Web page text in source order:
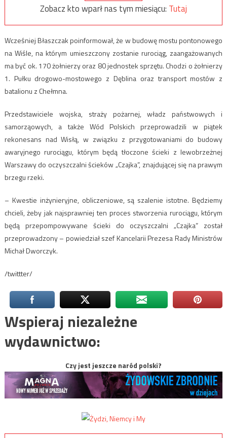
Zobacz kto wparł nas tym miesiącu: Tutaj
Wcześniej Błaszczak poinformował, że w budowę mostu pontonowego
na Wiśle, na którym umieszczony zostanie rurociąg, zaangażowanych
ma być ok. 170 żołnierzy oraz 80 jednostek sprzętu. Chodzi o żołnierzy
1. Pułku drogowo-mostowego z Dęblina oraz transport mostów z
batalionu z Chełmna.
Przedstawiciele wojska, straży pożarnej, władz państwowych i
samorząowych, a także Wód Polskich przeprowadzili w piątek
rekonesans nad Wisłą, w związku z przygotowaniami do budowy
awaryjnego rurociągu, którym będą tłoczone ścieki z lewobrzeżnej
Warszawy do oczyszczalni ścieków „Czajka”, znajdującej się na prawym
brzegu rzeki.
– Kwestie inżynieryjne, obliczeniowe, są szalenie istotne. Będziemy
chcieli, żeby jak najsprawniej ten proces stworzenia rurociągu, którym
będą przepompowywane ścieki do oczyszczalni „Czajka” został
przeprowadzony – powiedział szef Kancelarii Prezesa Rady Ministrów
Michał Dworczyk.
/twittter/
Wspieraj niezależne
wydawnictwo:
Czy jest jeszcze naród polski?